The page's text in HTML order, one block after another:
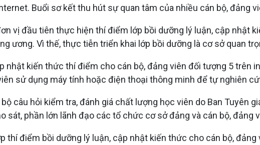
Buổi sơ kết thu hút sự quan tâm của nhiều cán bộ, đảng
vị đầu tiên thực hiện thí điểm lớp bồi dưỡng lý luận, cập
ương. Vì thế, thực tiễn triển khai lớp bồi dưỡng là cơ sở quan
nhật kiến thức thí điểm cho cán bộ, đảng viên đối tượng 5 trên
sử dụng máy tính hoặc điện thoại thông minh để tự nghiên
câu hỏi kiểm tra, đánh giá chất lượng học viên do Ban Tuyên
sát, phần lớn lãnh đạo các tổ chức cơ sở đảng và cán bộ,
thí điểm bồi dưỡng lý luận, cập nhật kiến thức cho cán bộ,